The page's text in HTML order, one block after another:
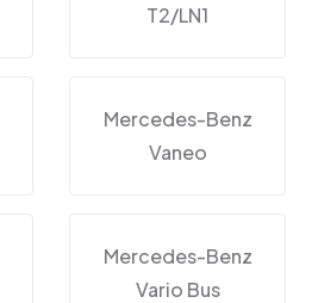
T2/LN1
Mercedes-Benz
Vaneo
Mercedes-Benz
Vario Bus